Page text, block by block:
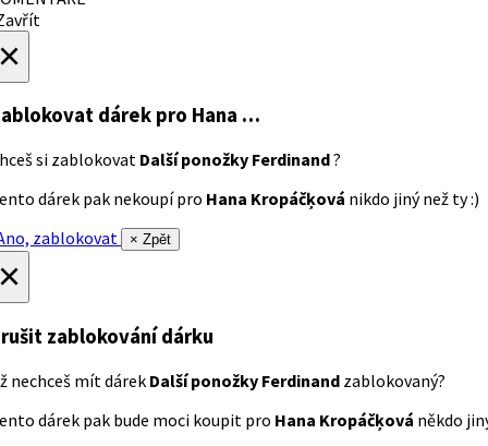
dárek pro Hana …
si zablokovat Další ponožky Ferdinand?
dárek pak nekoupí pro Hana Kropáčķová nikdo jiný než ty :)
zablokovat
× Zpět
zablokování dárku
nechceš mít dárek Další ponožky Ferdinand zablokovaný?
dárek pak bude moci koupit pro Hana Kropáčķová někdo